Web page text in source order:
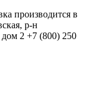
производится в
р-н
2 +7 (800) 250